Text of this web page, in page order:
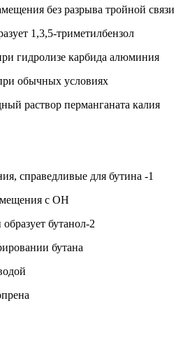
без разрыва тройной связи
1,3,5-триметилбензол
гидролизе карбида алюминия
обычных условиях
раствор перманганата калия
справедливые для бутина -1
с OH
бутанол-2
бутана